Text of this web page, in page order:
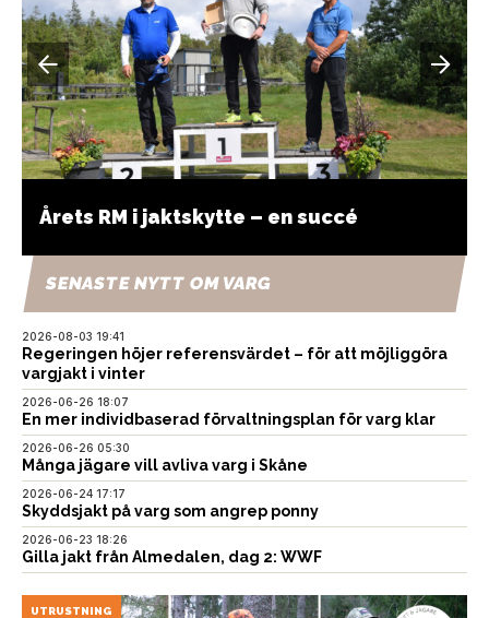
Årets RM i jaktskytte – en succé
SENASTE NYTT OM VARG
2026-08-03 19:41
Regeringen höjer referensvärdet – för att möjliggöra
vargjakt i vinter
2026-06-26 18:07
En mer individbaserad förvaltningsplan för varg klar
2026-06-26 05:30
Många jägare vill avliva varg i Skåne
2026-06-24 17:17
Skyddsjakt på varg som angrep ponny
2026-06-23 18:26
Gilla jakt från Almedalen, dag 2: WWF
UTRUSTNING